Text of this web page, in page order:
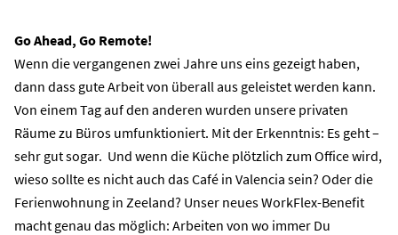
GoAhead, Go Remote!
Wenn die vergangenen zwei Jahre uns eins gezeigt haben,
dann dass gute Arbeit von überall aus geleistetwerden kann.
Von einem Tag auf den anderen wurden unsere privaten
Räume zu Büros umfunktioniert. Mit der Erkenntnis: Es geht –
sehr gut sogar. Und wenn die Küche plötzlich zum Office wird,
wieso sollte es nicht auch das Café in Valencia sein? Oder die
Ferienwohnung in Zeeland? Unser neuesWorkFlex-Benefit
macht genau das möglich: Arbeiten von wo immer Du